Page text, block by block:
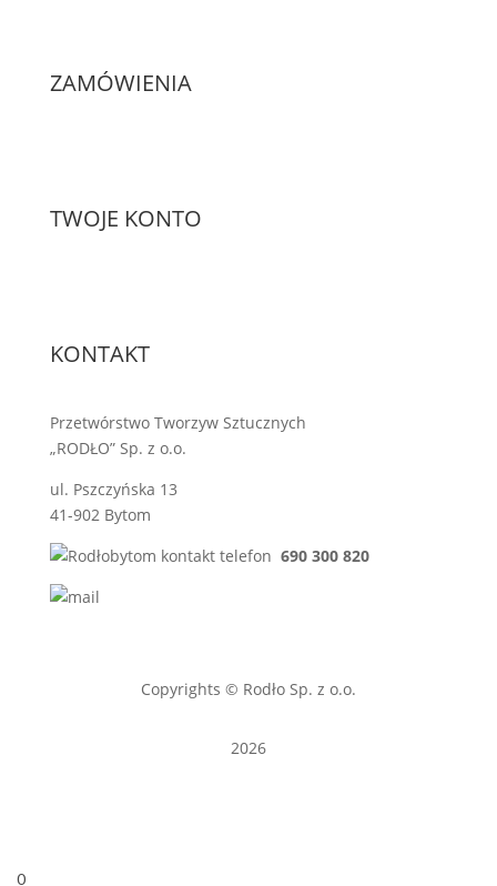
ZAMÓWIENIA
TWOJE KONTO
KONTAKT
Przetwórstwo Tworzyw Sztucznych
„RODŁO” Sp. z o.o.
ul. Pszczyńska 13
41-902 Bytom
690 300 820
Copyrights © Rodło Sp. z o.o.
2026
0